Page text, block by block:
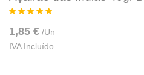
1,85 € /Un
IVA Incluído